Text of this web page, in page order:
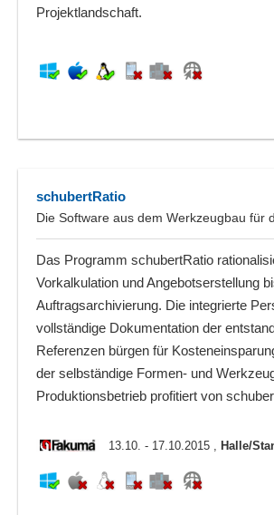
Projektlandschaft.
schubertRatio
Die Software aus dem Werkzeugbau für
Das Programm schubertRatio
Vorkalkulation und Angebotserstellung
Auftragsarchivierung. Die integrierte
vollständige Dokumentation der
Referenzen bürgen für
der selbständige Formen- und
Produktionsbetrieb profitiert von
13.10. - 17.10.2015 , Halle/